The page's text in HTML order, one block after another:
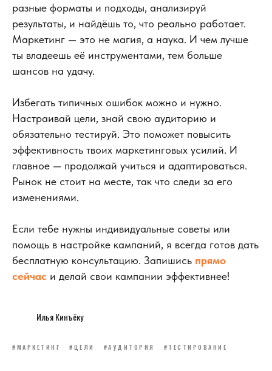
разные форматы и подходы, анализируй
результаты, и найдёшь то, что реально работает.
Маркетинг — это не магия, а наука. И чем лучше
ты владеешь её инструментами, тем больше
шансов на удачу.
Избегать типичных ошибок можно и нужно.
Настраивай цели, знай свою аудиторию и
обязательно тестируй. Это поможет повысить
эффективность твоих маркетинговых усилий. И
главное — продолжай учиться и адаптироваться.
Рынок не стоит на месте, так что следи за его
изменениями.
Если тебе нужны индивидуальные советы или
помощь в настройке кампаний, я всегда готов дать
бесплатную консультацию. Запишись прямо
сейчас и делай свои кампании эффективнее!
Илья Кинъёку
#МАРКЕТИНГ #ЦЕЛИ #АУДИТОРИЯ #ТЕСТИРОВАНИЕ